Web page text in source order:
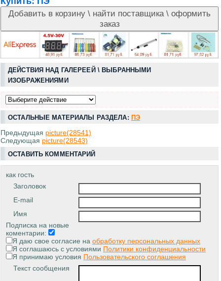
ДЕЙСТВИЯ НАД ГАЛЕРЕЕЙ \ ВЫБРАННЫМИ
ИЗОБРАЖЕНИЯМИ
ОСТАЛЬНЫЕ МАТЕРИАЛЫ РАЗДЕЛА: ПЭ
Предыдущая picture(28541)
Следующая picture(28543)
ОСТАВИТЬ КОММЕНТАРИЙ
как гость
Заголовок
E-mail
Имя
Подписка на новые
коментарии:
Я даю свое согласие на обработку персональных данных
Я соглашаюсь с условиями Политики конфиденциальности
Я принимаю условия Пользовательского соглашения
Текст сообщения